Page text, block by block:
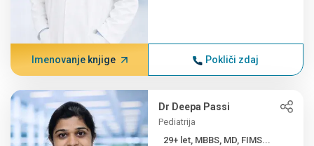
Imenovanje knjige Pokliči zdaj
Dr Deepa Passi
Pediatrija
29+ let, MBBS, MD, FIMS...